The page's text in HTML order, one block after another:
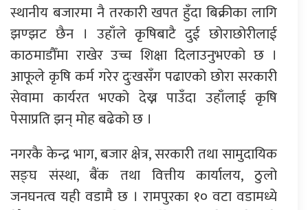
स्थानीय बजारमा नै तरकारी खपत हुँदा बिक्रीका लागि
झण्झट छैन । उहाँले कृषिबाटै दुई छोराछोरीलाई
काठमाडौँमा राखेर उच्च शिक्षा दिलाउनुभएको छ ।
आफूले कृषि कर्म गरेर दुःखसँग पढाएको छोरा सरकारी
सेवामा कार्यरत भएको देख्न पाउँदा उहाँलाई कृषि
पेसाप्रति झन् मोह बढेको छ ।
नगरकै केन्द्र भाग, बजार क्षेत्र, सरकारी तथा सामुदायिक
सङ्घ संस्था, बैंक तथा वित्तीय कार्यालय, ठुलो
जनघनत्व यही वडामै छ । रामपुरका १० वटा वडामध्ये